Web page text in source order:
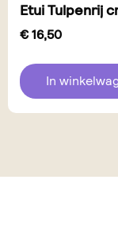
Etui Tulpenrij
€16,50
In